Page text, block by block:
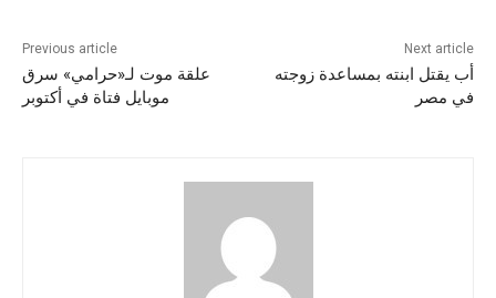
Previous article
علقة موت لـ«حرامي» سرق
موبايل فتاة في أكتوبر
Next article
أب يقتل ابنته بمساعدة زوجته
في مصر